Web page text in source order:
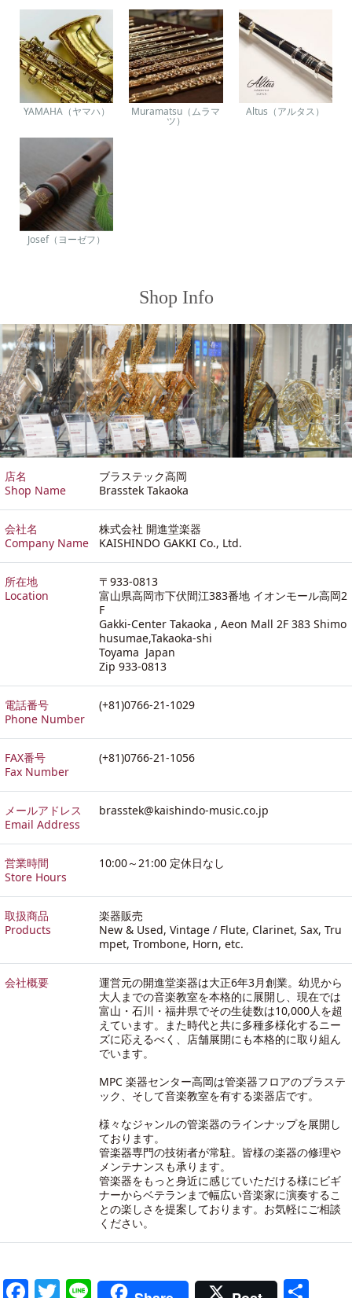
YAMAHA（ヤマハ） Muramatsu（ムラマ
ツ）
Altus（アルタス）
Josef（ヨーゼフ）
Shop Info
店名
Shop Name
ブラステック高岡
Brasstek Takaoka
会社名
Company Name
株式会社 開進堂楽器
KAISHINDO GAKKI Co., Ltd.
所在地
Location
〒933-0813
富山県高岡市下伏間江383番地 イオンモール高岡2
F
Gakki-Center Takaoka , Aeon Mall 2F 383 Shimo
husumae,Takaoka-shi
Toyama Japan
Zip 933-0813
電話番号
Phone Number
(+81)0766-21-1029
FAX番号
Fax Number
(+81)0766-21-1056
メールアドレス
Email Address
brasstek@kaishindo-music.co.jp
営業時間
Store Hours
10:00～21:00 定休日なし
取扱商品
Products
楽器販売
New & Used, Vintage / Flute, Clarinet, Sax, Tru
mpet, Trombone, Horn, etc.
会社概要
運営元の開進堂楽器は大正6年3月創業。幼児から
大人までの音楽教室を本格的に展開し、現在では
富山・石川・福井県でその生徒数は10,000人を超
えています。また時代と共に多種多様化するニー
ズに応えるべく、店舗展開にも本格的に取り組ん
でいます。
MPC 楽器センター高岡は管楽器フロアのブラステ
ック、そして音楽教室を有する楽器店です。
様々なジャンルの管楽器のラインナップを展開し
ております。
管楽器専門の技術者が常駐。皆様の楽器の修理や
メンテナンスも承ります。
管楽器をもっと身近に感じていただける様にビギ
ナーからベテランまで幅広い音楽家に演奏するこ
との楽しさを提案しております。お気軽にご相談
ください。
Facebook
Twitter
Line